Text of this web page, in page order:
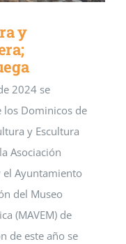
y
2024 se
los Dominicos de
y Escultura
Asociación
el Ayuntamiento
del Museo
(MAVEM) de
de este año se